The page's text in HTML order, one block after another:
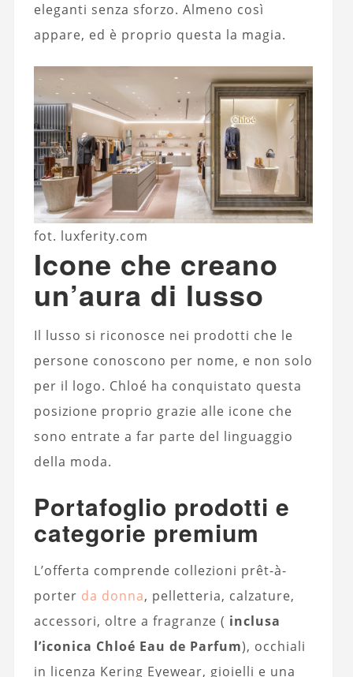
eleganti senza sforzo. Almeno così
appare, ed è proprio questa la magia.
fot. luxferity.com
Icone che creano
un’aura di lusso
Il lusso si riconosce nei prodotti che le
persone conoscono per nome, e non solo
per il logo. Chloé ha conquistato questa
posizione proprio grazie alle icone che
sono entrate a far parte del linguaggio
della moda.
Portafoglio prodotti e
categorie premium
L’offerta comprende collezioni prêt-à-
porter da donna, pelletteria, calzature,
accessori, oltre a fragranze ( inclusa
l’iconica Chloé Eau de Parfum), occhiali
in licenza Kering Eyewear, gioielli e una